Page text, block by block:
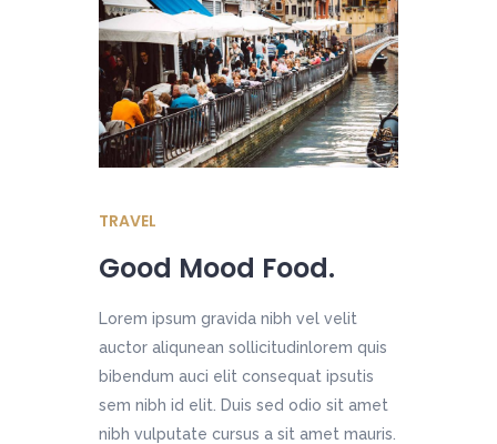
TRAVEL
Good Mood Food.
Lorem ipsum gravida nibh vel velit
auctor aliqunean sollicitudinlorem quis
bibendum auci elit consequat ipsutis
sem nibh id elit. Duis sed odio sit amet
nibh vulputate cursus a sit amet mauris.